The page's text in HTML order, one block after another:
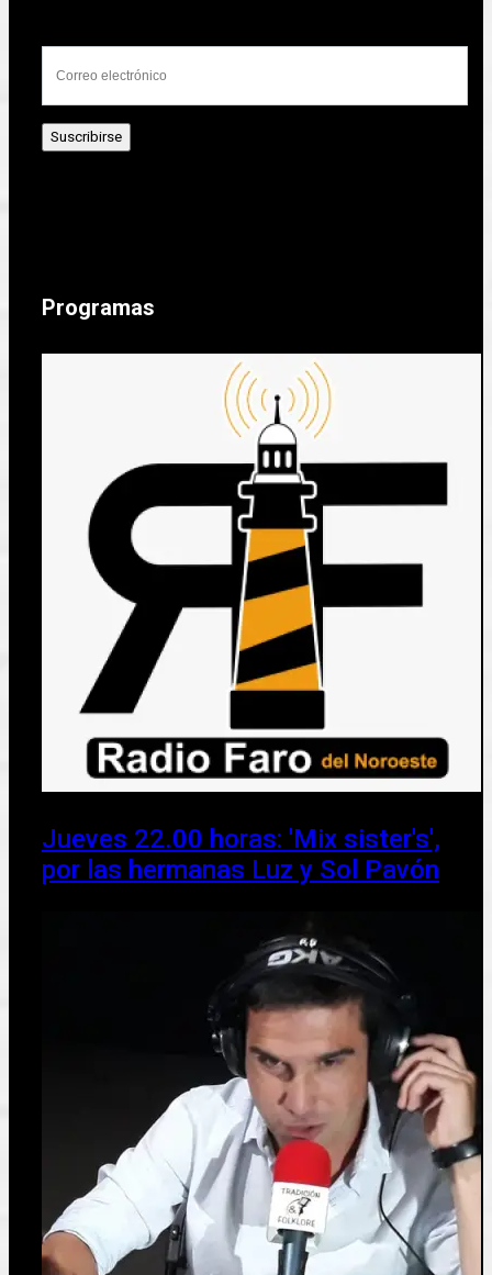
Programas
Jueves 22.00 horas: 'Mix sister's',
por las hermanas Luz y Sol Pavón